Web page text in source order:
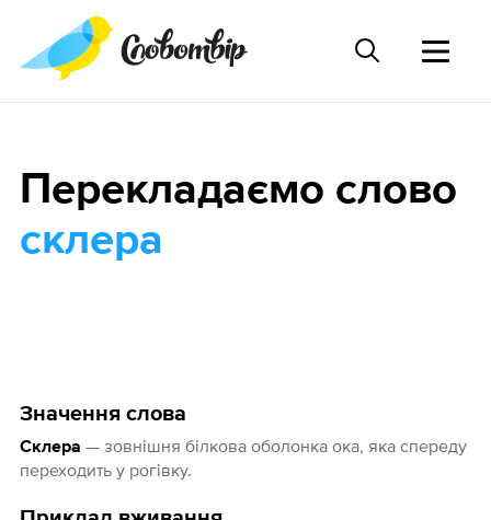
Значення слова
Склера — зовнішня білкова оболонка ока, яка спереду
переходить у рогівку.
Перекладаємо слово
склера